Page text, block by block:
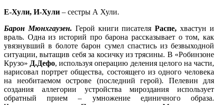
Е-Хули, И-Хули – сестры А Хули.
Барон Мюнхгаузен. Герой книги писателяРаспе, хвастун и
враль. Одна из историй про барона рассказывает о том, как
увязнувший в болоте барон сумел спастись из безвыходной
ситуации, вытащив себя за косичку из трясины. В «Робинзоне
Крузо» Д.Дефо, используя операцию деления целого на части,
нарисовал портрет общества, состоящего из одного человека
на необитаемом острове (последний герой). Пелевин для
создания аллегории устройства мироздания использует
обратный прием – умножение единичного образа.